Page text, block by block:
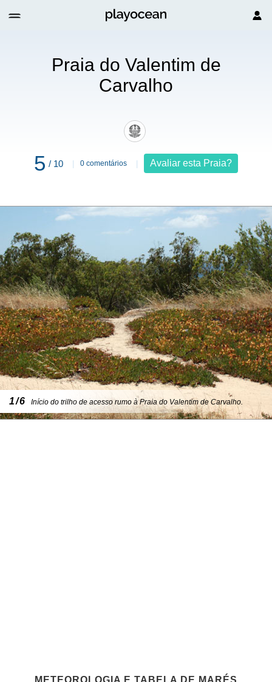
Praia do Valentim de
Carvalho
5 / 10 0 comentários Avaliar esta Praia?
1/6 Início do trilho de acesso rumo à Praia do Valentim de Carvalho.
METEOROLOGIA E TABELA DE MARÉS